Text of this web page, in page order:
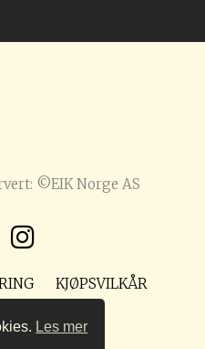
©EIK Norge AS
KJØPSVILKÅR
Les mer